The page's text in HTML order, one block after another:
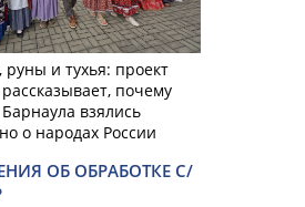
и тухья: проект
почему
взялись
о народах России
ОБ ОБРАБОТКЕ С/